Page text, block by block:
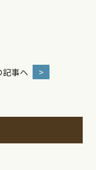
記事へ >